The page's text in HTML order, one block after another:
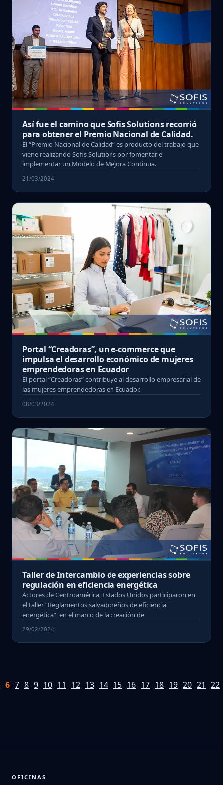
Así fue el camino que Sofis Solutions recorrió
para obtener el Premio Nacional de Calidad.
El “Premio Nacional de Calidad” es producto del trabajo que
viene realizando Sofis Solutions por fomentar e
implementar un Modelo de Mejora Continua.
21/03/2024
Portal “Creadoras”, un e-commerce que
impulsa el desarrollo económico de mujeres
emprendedoras en Ecuador
El portal “Creadoras” contribuye al desarrollo empresarial de
las mujeres emprendedoras en Ecuador.
08/03/2024
Taller de Intercambio de experiencias sobre
regulación en eficiencia energética
Actores de Centroamérica, Estados Unidos participaron en
el taller “Reglamentos salvadoreños de eficiencia
energética”, en el marco de la creación de
29/02/2024
6 7 8 9 10 11 12 13 14 15 16 17 18 19 20 21 22
OFICINAS